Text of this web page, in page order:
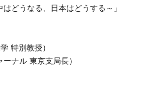
どうなる、日本はどうする～」
特別教授）
ナル 東京支局長）